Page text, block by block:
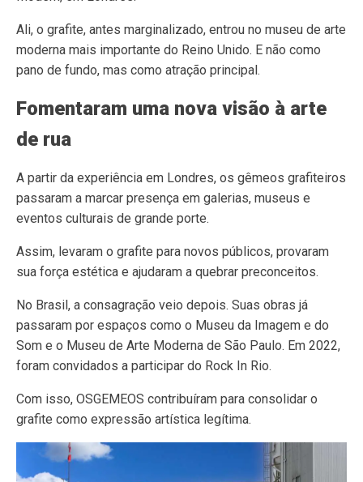
Ali, o grafite, antes marginalizado, entrou no museu de arte
moderna mais importante do Reino Unido. E não como
pano de fundo, mas como atração principal.
Fomentaram uma nova visão à arte
de rua
A partir da experiência em Londres, os gêmeos grafiteiros
passaram a marcar presença em galerias, museus e
eventos culturais de grande porte.
Assim, levaram o grafite para novos públicos, provaram
sua força estética e ajudaram a quebrar preconceitos.
No Brasil, a consagração veio depois. Suas obras já
passaram por espaços como o Museu da Imagem e do
Som e o Museu de Arte Moderna de São Paulo. Em 2022,
foram convidados a participar do Rock In Rio.
Com isso, OSGEMEOS contribuíram para consolidar o
grafite como expressão artística legítima.